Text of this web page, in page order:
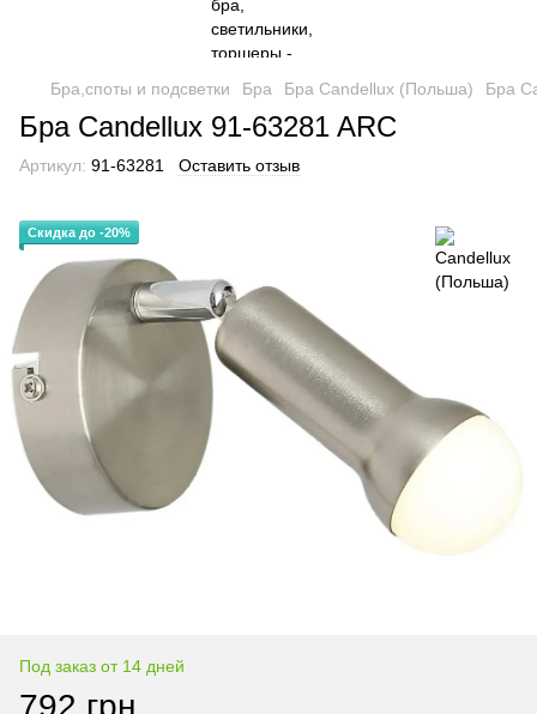
Бра,споты и подсветки Бра Бра Candellux (Польша) Бра
Бра Candellux 91-63281 ARC
Артикул: 91-63281 Оставить отзыв
Скидка до -20%
Под заказ от 14 дней
792 грн